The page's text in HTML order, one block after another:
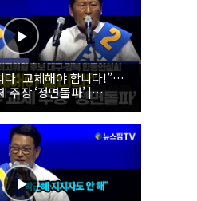
! 교체해야 합니다!”…
주장 ‘정면돌파’ |
당 당대표·최고위원 후
설회